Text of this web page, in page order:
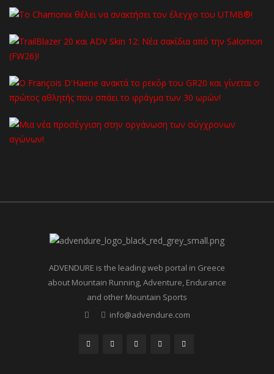
ADVENDURE is the leading web portal in Greece
about Mountain Running, Adventure, Endurance
and other Mountain Sports
info@advendure.com